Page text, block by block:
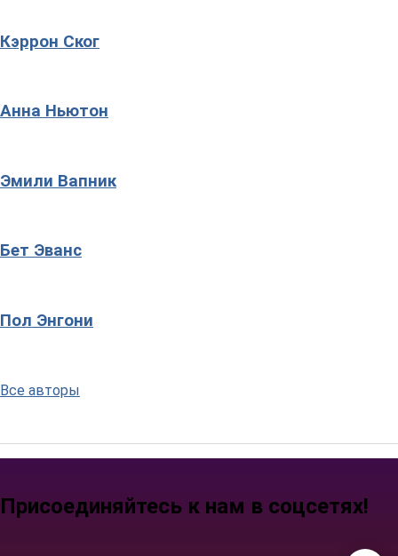
Кэррон Ског
Анна Ньютон
Эмили Вапник
Бет Эванс
Пол Энгони
Все авторы
Присоединяйтесь к нам в соцсетях!